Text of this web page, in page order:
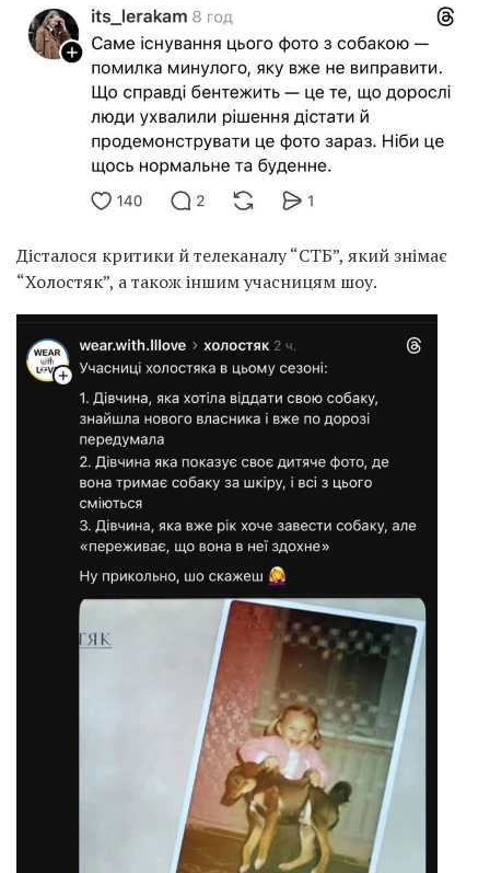
Дісталося критики й телеканалу “СТБ”, який знімає
“Холостяк”, а також іншим учасницям шоу.